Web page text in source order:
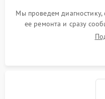
Мы проведем
ее ремонта и сразу